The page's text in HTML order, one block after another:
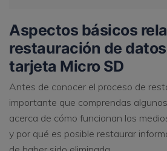
Aspectos básicos
restauración de
tarjeta Micro SD
Antes de conocer el proceso de
importante que comprendas
acerca de cómo funcionan los
y por qué es posible restaurar